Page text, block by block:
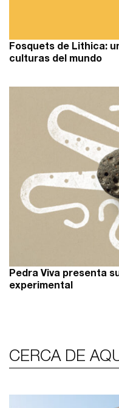
Fosquets de Lithica:
culturas del mundo
Pedra Viva presenta
experimental
CERCA DE